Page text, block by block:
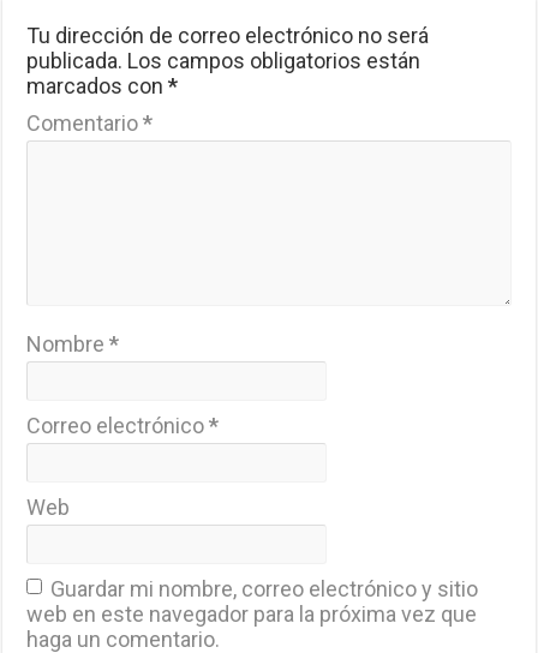
Tu dirección de correo electrónico no será
publicada. Los campos obligatorios están
marcados con*
Comentario*
Nombre*
Correo electrónico*
Web
Guardar mi nombre, correo electrónico y sitio
web en este navegador para la próxima vez que
haga un comentario.